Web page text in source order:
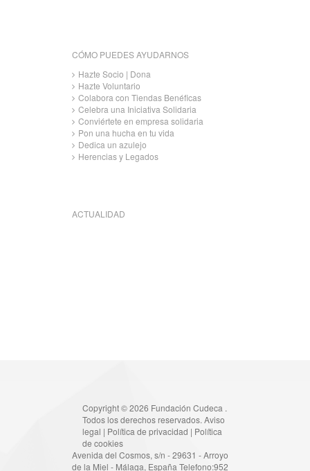
CÓMO PUEDES AYUDARNOS
Hazte Socio | Dona
Hazte Voluntario
Colabora con Tiendas Benéficas
Celebra una Iniciativa Solidaria
Conviértete en empresa solidaria
Pon una hucha en tu vida
Dedica un azulejo
Herencias y Legados
ACTUALIDAD
Copyright © 2026 Fundación Cudeca .
Todos los derechos reservados. Aviso
legal | Política de privacidad | Política
de cookies
Avenida del Cosmos, s/n - 29631 - Arroyo
de la Miel - Málaga, España Telefono:952